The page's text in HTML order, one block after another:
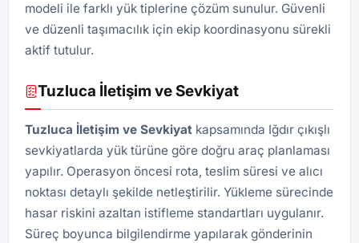
modeli ile farklı yük tiplerine çözüm sunulur. Güvenli
ve düzenli taşımacılık için ekip koordinasyonu sürekli
aktif tutulur.
Tuzluca İletişim ve Sevkiyat
Tuzluca İletişim ve Sevkiyat kapsamında Iğdır çıkışlı
sevkiyatlarda yük türüne göre doğru araç planlaması
yapılır. Operasyon öncesi rota, teslim süresi ve alıcı
noktası detaylı şekilde netleştirilir. Yükleme sürecinde
hasar riskini azaltan istifleme standartları uygulanır.
Süreç boyunca bilgilendirme yapılarak gönderinin